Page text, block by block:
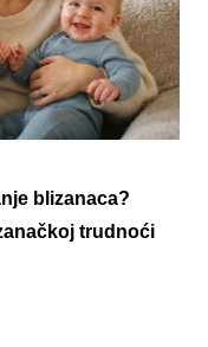
blizanaca?
trudnoći